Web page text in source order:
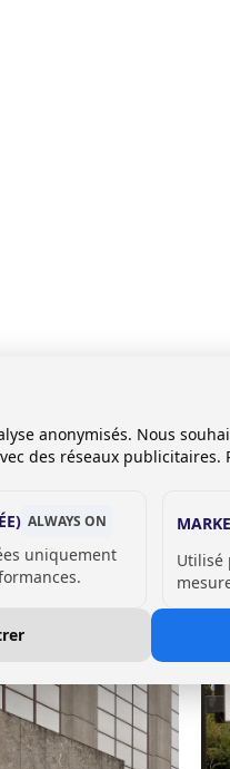
anonymisés. Nous
des réseaux publicitaires.
ALWAYS ON
uniquement
Utilisé